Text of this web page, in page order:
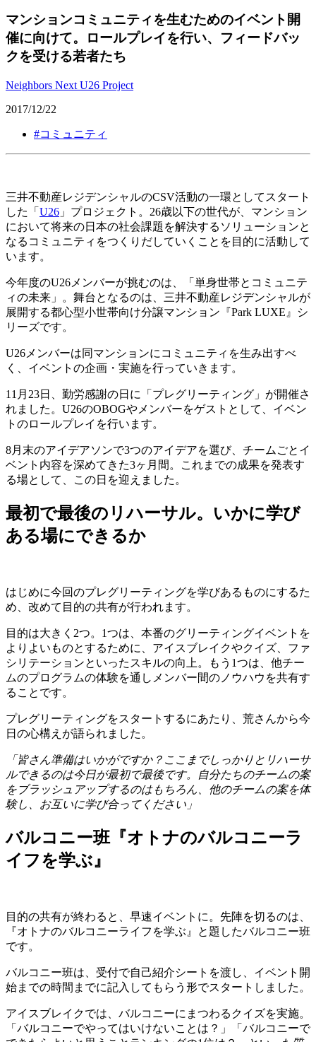
マンションコミュニティを生むためのイベント開
催に向けて。ロールプレイを行い、フィードバッ
クを受ける若者たち
Neighbors Next U26 Project
2017/12/22
#コミュニティ
三井不動産レジデンシャルのCSV活動の一環としてスタート
した「 U26 」プロジェクト。26歳以下の世代が、マンション
において将来の日本の社会課題を解決するソリューションと
なるコミュニティをつくりだしていくことを目的に活動して
います。
今年度のU26メンバーが挑むのは、「単身世帯とコミュニテ
ィの未来」。舞台となるのは、三井不動産レジデンシャルが
展開する都心型小世帯向け分譲マンション『Park LUXE』シ
リーズです。
U26メンバーは同マンションにコミュニティを生み出すべ
く、イベントの企画・実施を行っていきます。
11月23日、勤労感謝の日に「プレグリーティング」が開催さ
れました。U26のOBOGやメンバーをゲストとして、イベン
トのロールプレイを行います。
8月末のアイデアソンで3つのアイデアを選び、チームごとイ
ベント内容を深めてきた3ヶ月間。これまでの成果を発表す
る場として、この日を迎えました。
最初で最後のリハーサル。いかに学び
ある場にできるか
はじめに今回のプレグリーティングを学びあるものにするた
め、改めて目的の共有が行われます。
目的は大きく2つ。1つは、本番のグリーティングイベントを
よりよいものとするために、アイスブレイクやクイズ、ファ
シリテーションといったスキルの向上。もう1つは、他チー
ムのプログラムの体験を通しメンバー間のノウハウを共有す
ることです。
プレグリーティングをスタートするにあたり、荒さんから今
日の心構えが語られました。
「皆さん準備はいかがですか？ここまでしっかりとリハーサ
ルできるのは今日が最初で最後です。自分たちのチームの案
をブラッシュアップするのはもちろん、他のチームの案を体
験し、お互いに学び合ってください」
バルコニー班『オトナのバルコニーラ
イフを学ぶ』
目的の共有が終わると、早速イベントに。先陣を切るのは、
『オトナのバルコニーライフを学ぶ』と題したバルコニー班
です。
バルコニー班は、受付で自己紹介シートを渡し、イベント開
始までの時間までに記入してもらう形でスタートしました。
アイスブレイクでは、バルコニーにまつわるクイズを実施。
「バルコニーでやってはいけないことは？」「バルコニーで